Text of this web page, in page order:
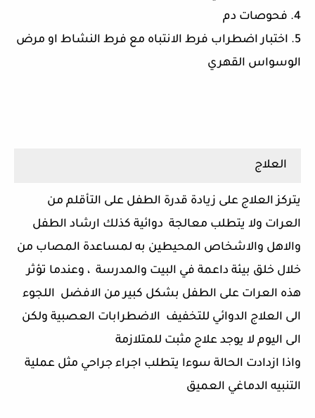
4. فحوصات دم
5. اختبار اضطراب فرط الانتباه مع فرط النشاط او مرض
الوسواس القهري
العلاج
يتركز العلاج على زيادة قدرة الطفل على التأقلم من
العرات ولا يتطلب معالجة دوائية كذلك ارشاد الطفل
والاهل والاشخاص المحيطين به لمساعدة المصاب من
خلال خلق بيئة داعمة في البيت والمدرسة ، وعندما تؤثر
هذه العرات على الطفل بشكل كبير من الافضل اللجوء
الى العلاج الدوائي للتخفيف الاضطرابات العصبية ولكن
الى اليوم لا يوجد علاج مثبت للمتلازمة
واذا ازدادت الحالة سوءا يتطلب اجراء جراحي مثل عملية
التنبيه الدماغي العميق